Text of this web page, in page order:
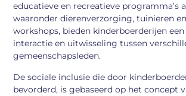
educatieve en recreatieve programma’s
waaronder dierenverzorging, tuinieren
workshops, bieden kinderboerderijen
interactie en uitwisseling tussen
gemeenschapsleden.
De sociale inclusie die door
bevorderd, is gebaseerd op het concept